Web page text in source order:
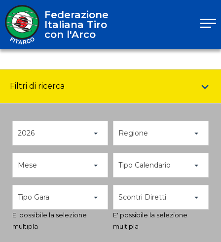
Federazione
Italiana Tiro
con l'Arco
Filtri di ricerca
2026 Regione
Mese Tipo Calendario
Tipo Gara
E' possibile la selezione
multipla
Scontri Diretti
E' possibile la selezione
multipla